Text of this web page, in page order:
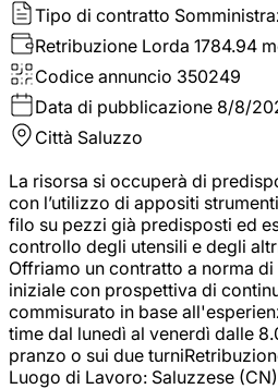
Tipo di contratto
Retribuzione Lorda 1784.94
Codice annuncio 350249
Data di pubblicazione 8/8/
Città Saluzzo
La risorsa si occuperà di
con l’utilizzo di appositi
filo su pezzi già predisposti ed
controllo degli utensili e degli
Offriamo un contratto a norma
iniziale con prospettiva di
commisurato in base
time dal lunedì al venerdì dalle
pranzo o sui due
Luogo di Lavoro: Saluzzese (CN)